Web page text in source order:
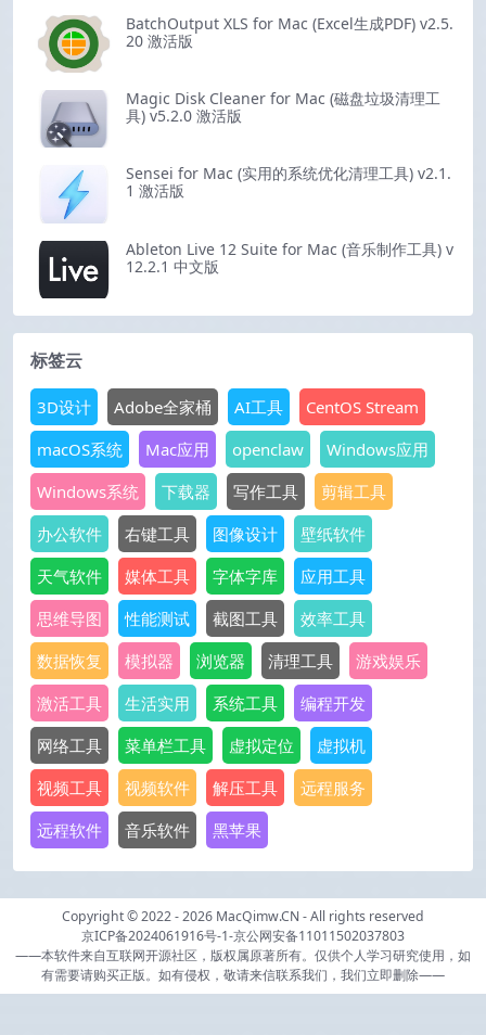
BatchOutput XLS for Mac (Excel生成PDF) v2.5.
20 激活版
Magic Disk Cleaner for Mac (磁盘垃圾清理工
具) v5.2.0 激活版
Sensei for Mac (实用的系统优化清理工具) v2.1.
1 激活版
Ableton Live 12 Suite for Mac (音乐制作工具) v
12.2.1 中文版
标签云
3D设计 Adobe全家桶 AI工具
CentOS Stream
macOS系统
Mac应用 openclaw
Windows应用
Windows系统
下载器 写作工具
剪辑工具
办公软件
右键工具 图像设计
壁纸软件
天气软件
媒体工具 字体字库
应用工具
思维导图
性能测试 截图工具
效率工具
数据恢复
模拟器 浏览器 清理工具
游戏娱乐
激活工具
生活实用 系统工具
编程开发
网络工具
菜单栏工具 虚拟定位
虚拟机
视频工具
视频软件 解压工具
远程服务
远程软件
音乐软件 黑苹果
Copyright © 2022 - 2026 MacQimw.CN - All rights reserved
京ICP备2024061916号-1-京公网安备11011502037803
——本软件来自互联网开源社区，版权属原著所有。仅供个人学习研究使用，如
有需要请购买正版。如有侵权，敬请来信联系我们，我们立即删除——